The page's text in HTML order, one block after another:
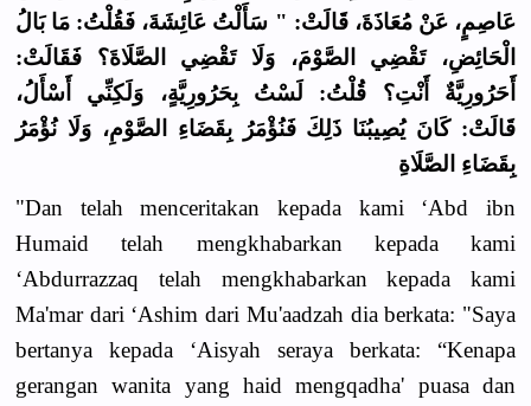
عَاصِمٍ، عَنْ مُعَاذَةَ، قَالَتْ: " سَأَلْتُ عَائِشَةَ، فَقُلْتُ: مَا بَالُ
الْحَائِضِ، تَقْضِي الصَّوْمَ، وَلَا تَقْضِي الصَّلَاةَ؟ فَقَالَتْ:
أَحَرُورِيَّةٌ أَنْتِ؟ قُلْتُ: لَسْتُ بِحَرُورِيَّةٍ، وَلَكِنِّي أَسْأَلُ،
قَالَتْ: كَانَ يُصِيبُنَا ذَلِكَ فَنُؤْمَرُ بِقَضَاءِ الصَّوْمِ، وَلَا نُؤْمَرُ
بِقَضَاءِ الصَّلَاةِ
"Dan telah menceritakan kepada kami ‘Abd ibn
Humaid telah mengkhabarkan kepada kami
‘Abdurrazzaq telah mengkhabarkan kepada kami
Ma'mar dari ‘Ashim dari Mu'aadzah dia berkata: "Saya
bertanya kepada ‘Aisyah seraya berkata: “Kenapa
gerangan wanita yang haid mengqadha' puasa dan